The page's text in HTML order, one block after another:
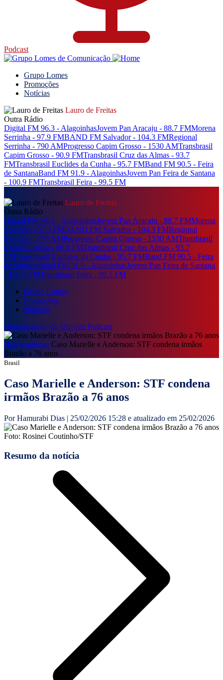
Podcast
Grupo Lomes
Promoções
Notícias
Lauro de Freitas
Outra Rádio
Digital FM 96.3 - AlagoinhasJovem Pan Aracaju - 88.7 FMMorena
Serrinha - 97.9 FMBAND FM Salvador - 104.3 FMRegional
Serrinha - 790 AMProgresso Capim Grosso - 1530 AMTransbrasil
Capim Grosso - 90.9 FMTransbrasil Cruz das Almas - 93.7
FMTransbrasil Euclides da Cunha - 95.7 FMBand FM 90.5 - Feira
de SantanaBand FM 91.9 - AlagoinhasJovem Pan Feira de Santana
- 100.9 FMTransbrasil Feira - 99.5 FM
Lauro de Freitas
Outra Rádio
Digital FM 96.3 - AlagoinhasJovem Pan Aracaju - 88.7 FMMorena
Serrinha - 97.9 FMBAND FM Salvador - 104.3 FMRegional
Serrinha - 790 AMProgresso Capim Grosso - 1530 AMTransbrasil
Capim Grosso - 90.9 FMTransbrasil Cruz das Almas - 93.7
FMTransbrasil Euclides da Cunha - 95.7 FMBand FM 90.5 - Feira
de SantanaBand FM 91.9 - AlagoinhasJovem Pan Feira de Santana
- 100.9 FMTransbrasil Feira - 99.5 FM
Grupo Lomes
Promoções
Notícias
Departamento do Ouvinte Podcast
Home notícias Caso Marielle e Anderson: STF condena irmãos
Brazão a 76 anos
Brasil
Caso Marielle e Anderson: STF condena
irmãos Brazão a 76 anos
Por Hamurabi Dias | 25/02/2026 15:28 e atualizado em 25/02/2026
Foto: Rosinei Coutinho/STF
Resumo da notícia